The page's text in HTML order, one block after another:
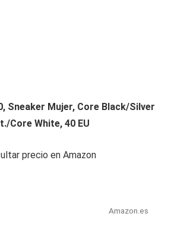
Sneaker Mujer, Core Black/Silver
Core White, 40 EU
precio en Amazon
Amazon.es